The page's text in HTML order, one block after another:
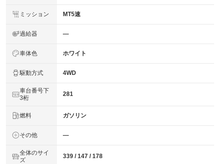
ミッション MT5速
過給器 ―
車体色 ホワイト
駆動方式 4WD
車台番号下
3桁
281
燃料 ガソリン
その他 ―
全体のサイ
ズ
339 / 147 / 178